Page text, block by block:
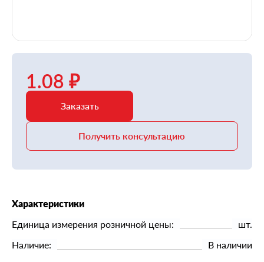
1.08 ₽
Заказать
Получить консультацию
Характеристики
Единица измерения розничной цены:
шт.
Наличие:
В наличии